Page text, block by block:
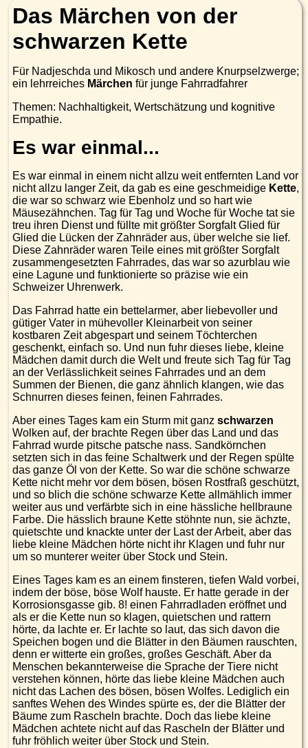
Das Märchen von der
schwarzen Kette
Für Nadjeschda und Mikosch und andere Knurpselzwerge;
ein lehrreiches Märchen für junge Fahrradfahrer
Themen: Nachhaltigkeit, Wertschätzung und kognitive
Empathie.
Es war einmal...
Es war einmal in einem nicht allzu weit entfernten Land vor
nicht allzu langer Zeit, da gab es eine geschmeidige Kette,
die war so schwarz wie Ebenholz und so hart wie
Mäusezähnchen. Tag für Tag und Woche für Woche tat sie
treu ihren Dienst und füllte mit größter Sorgfalt Glied für
Glied die Lücken der Zahnräder aus, über welche sie lief.
Diese Zahnräder waren Teile eines mit größter Sorgfalt
zusammengesetzten Fahrrades, das war so azurblau wie
eine Lagune und funktionierte so präzise wie ein
Schweizer Uhrenwerk.
Das Fahrrad hatte ein bettelarmer, aber liebevoller und
gütiger Vater in mühevoller Kleinarbeit von seiner
kostbaren Zeit abgespart und seinem Töchterchen
geschenkt, einfach so. Und nun fuhr dieses liebe, kleine
Mädchen damit durch die Welt und freute sich Tag für Tag
an der Verlässlichkeit seines Fahrrades und an dem
Summen der Bienen, die ganz ähnlich klangen, wie das
Schnurren dieses feinen, feinen Fahrrades.
Aber eines Tages kam ein Sturm mit ganz schwarzen
Wolken auf, der brachte Regen über das Land und das
Fahrrad wurde pitsche patsche nass. Sandkörnchen
setzten sich in das feine Schaltwerk und der Regen spülte
das ganze Öl von der Kette. So war die schöne schwarze
Kette nicht mehr vor dem bösen, bösen Rostfraß geschützt,
und so blich die schöne schwarze Kette allmählich immer
weiter aus und verfärbte sich in eine hässliche hellbraune
Farbe. Die hässlich braune Kette stöhnte nun, sie ächzte,
quietschte und knackte unter der Last der Arbeit, aber das
liebe kleine Mädchen hörte nicht ihr Klagen und fuhr nur
um so munterer weiter über Stock und Stein.
Eines Tages kam es an einem finsteren, tiefen Wald vorbei,
indem der böse, böse Wolf hauste. Er hatte gerade in der
Korrosionsgasse gib. 8! einen Fahrradladen eröffnet und
als er die Kette nun so klagen, quietschen und rattern
hörte, da lachte er. Er lachte so laut, das sich davon die
Speichen bogen und die Blätter in den Bäumen rauschten,
denn er witterte ein großes, großes Geschäft. Aber da
Menschen bekannterweise die Sprache der Tiere nicht
verstehen können, hörte das liebe kleine Mädchen auch
nicht das Lachen des bösen, bösen Wolfes. Lediglich ein
sanftes Wehen des Windes spürte es, der die Blätter der
Bäume zum Rascheln brachte. Doch das liebe kleine
Mädchen achtete nicht auf das Rascheln der Blätter und
fuhr fröhlich weiter über Stock und Stein.